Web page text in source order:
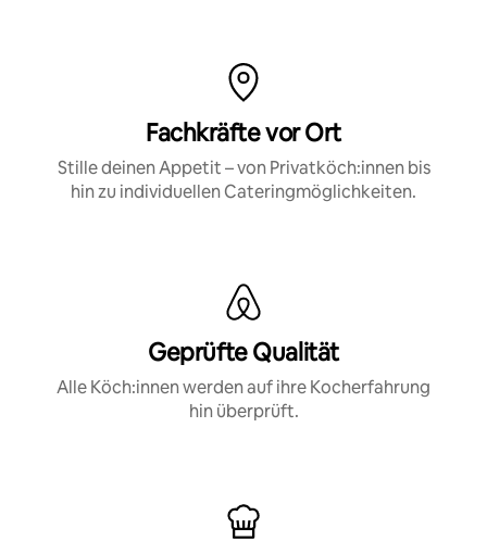
Fachkräfte vor Ort
Stille deinen Appetit – von Privatköch:innen bis
hin zu individuellen Cateringmöglichkeiten.
Geprüfte Qualität
Alle Köch:innen werden auf ihre Kocherfahrung
hin überprüft.